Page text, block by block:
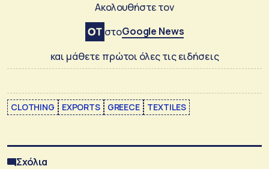
Ακολουθήστε τον
στοGoogle News
και μάθετε πρώτοι όλες τις ειδήσεις
CLOTHING EXPORTS GREECE TEXTILES
Σχόλια